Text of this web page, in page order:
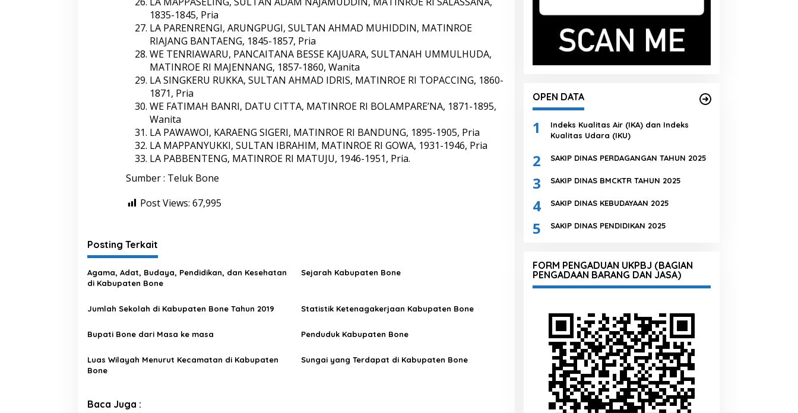
1835-1845, Pria
LA PARENRENGI, ARUNGPUGI, SULTAN AHMAD MUHIDDIN, MATINROE
RIAJANG BANTAENG, 1845-1857, Pria
WE TENRIAWARU, PANCAITANA BESSE KAJUARA, SULTANAH UMMULHUDA,
MATINROE RI MAJENNANG, 1857-1860, Wanita
LA SINGKERU RUKKA, SULTAN AHMAD IDRIS, MATINROE RI TOPACCING, 1860-
1871, Pria
WE FATIMAH BANRI, DATU CITTA, MATINROE RI BOLAMPARE’NA, 1871-1895,
Wanita
LA PAWAWOI, KARAENG SIGERI, MATINROE RI BANDUNG, 1895-1905, Pria
LA MAPPANYUKKI, SULTAN IBRAHIM, MATINROE RI GOWA, 1931-1946, Pria
LA PABBENTENG, MATINROE RI MATUJU, 1946-1951, Pria.
Sumber : Teluk Bone
Post Views: 67,995
Posting Terkait
Agama, Adat, Budaya, Pendidikan, dan Kesehatan
di Kabupaten Bone
Sejarah Kabupaten Bone
Jumlah Sekolah di Kabupaten Bone Tahun 2019 Statistik Ketenagakerjaan Kabupaten Bone
Bupati Bone dari Masa ke masa Penduduk Kabupaten Bone
Luas Wilayah Menurut Kecamatan di Kabupaten
Bone
Sungai yang Terdapat di Kabupaten Bone
Baca Juga :
OPEN DATA
1
Indeks Kualitas Air (IKA) dan Indeks
Kualitas Udara (IKU)
2 SAKIP DINAS PERDAGANGAN TAHUN 2025
3 SAKIP DINAS BMCKTR TAHUN 2025
4 SAKIP DINAS KEBUDAYAAN 2025
5 SAKIP DINAS PENDIDIKAN 2025
FORM PENGADUAN UKPBJ (BAGIAN
PENGADAAN BARANG DAN JASA)